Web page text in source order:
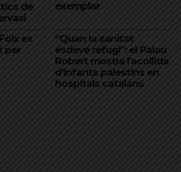
de
exemplar
es
per
“Quan la sanitat
esdevé refugi”: el Palau
Robert mostra l’acollida
d’infants palestins en
hospitals catalans